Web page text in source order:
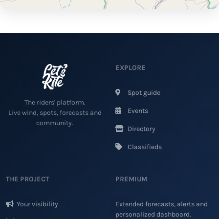
The riders' platform.
Live wind, spots, forecasts and
community.
EXPLORE
Spot guide
Events
Directory
Classifieds
THE PROJECT
Your visibility
PREMIUM
Extended forecasts, alerts and
personalized dashboard.